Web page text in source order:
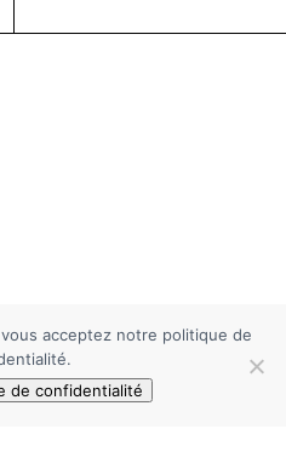
acceptez notre politique de
de confidentialité